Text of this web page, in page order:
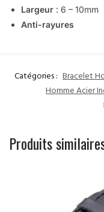
Largeur : 6 – 10mm
Anti-rayures
Catégories : Bracelet
Homme Acier
Produits